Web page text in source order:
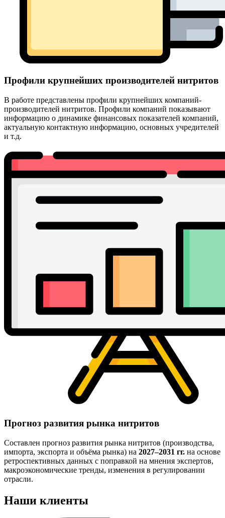
Профили крупнейших производителей нитритов
В работе представлены профили крупнейших компаний-
производителей нитритов. Профили компаний показывают
информацию о динамике финансовых показателей компаний,
актуальную контактную информацию, основных учредителей
и т.д.
Прогноз развития рынка нитритов
Составлен прогноз развития рынка нитритов (производства,
импорта, экспорта и объёма рынка) на 2027–2031 гг. на основе
ретроспективных данных с поправкой на мнения экспертов,
макроэкономические тренды, изменения в регулировании
отрасли.
Наши клиенты